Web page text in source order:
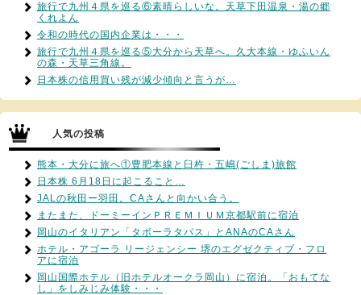
旅行で九州４県を巡る⑥素晴らしいな。天草下田温泉・湯の郷
くれよん
令和の時代の国内企業は・・・
旅行で九州４県を巡る⑤大分から天草へ。久大本線・ゆふいん
の森・天草三角線。
日本株の信用買い残が減少傾向と言うが…
人気の投稿
熊本・大分に旅へ①豊肥本線と臼杵・五嶋(ごしま)旅館
日本株 6月18日に起こること…
JALの秋田ー羽田。CAさんと向かい合う。
またまた、ドーミーインＰＲＥＭＩＵＭ京都駅前に宿泊
岡山のイタリアン「タボーラタパス」とANAのCAさん
ホテル・アゴーラ リージェンシー 堺のエグゼクティブ・フロ
アに宿泊
岡山国際ホテル（旧ホテルオークラ岡山）に宿泊。「おもてな
し」をしみじみ体験・・・